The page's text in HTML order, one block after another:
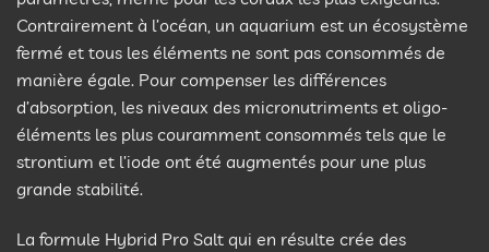
Contrairement à l’océan, un aquarium est un écosystème
fermé et tous les éléments ne sont pas consommés de
manière égale. Pour compenser les différences
d’absorption, les niveaux des micronutriments et oligo-
éléments les plus couramment consommés tels que le
strontium et l’iode ont été augmentés pour une plus
grande stabilité.
La formule Hybrid Pro Salt qui en résulte crée des